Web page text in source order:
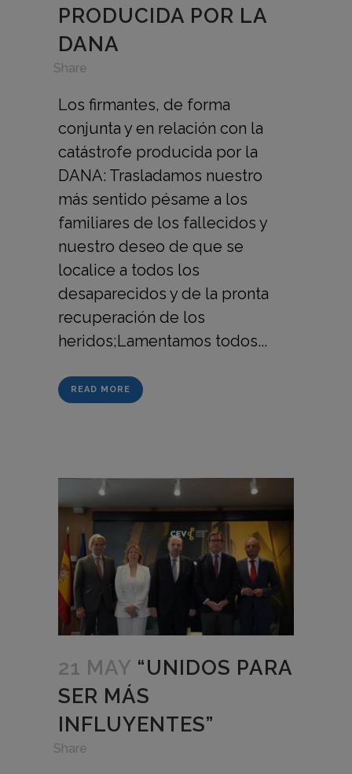
PRODUCIDA POR LA
DANA
Share
Los firmantes, de forma
conjunta y en relación con la
catástrofe producida por la
DANA: Trasladamos nuestro
más sentido pésame a los
familiares de los fallecidos y
nuestro deseo de que se
localice a todos los
desaparecidos y de la pronta
recuperación de los
heridos;Lamentamos todos...
READ MORE
21 MAY “UNIDOS PARA
SER MÁS
INFLUYENTES”
Share